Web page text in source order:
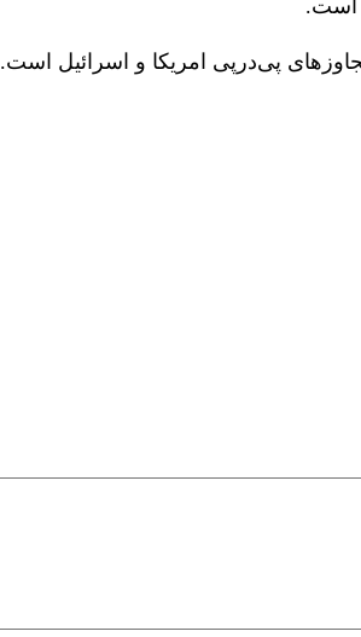
است.
تجاوزهای پی‌درپی امریکا و اسرائیل است.